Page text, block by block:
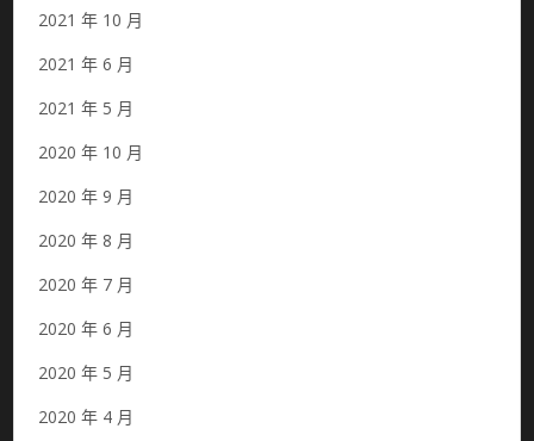
2021 年 10 月
2021 年 6 月
2021 年 5 月
2020 年 10 月
2020 年 9 月
2020 年 8 月
2020 年 7 月
2020 年 6 月
2020 年 5 月
2020 年 4 月